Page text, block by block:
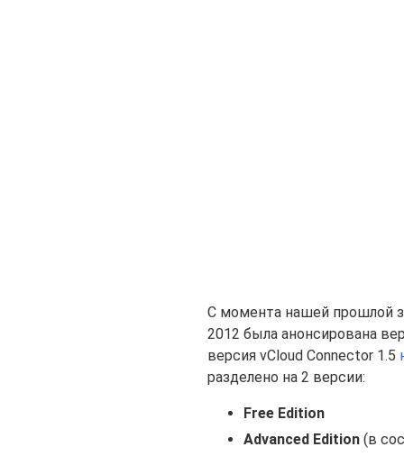
С момента нашей прошлой
2012 была анонсирована
версия vCloud Connector 1.5
разделено на 2 версии:
Free Edition
Advanced Edition (в